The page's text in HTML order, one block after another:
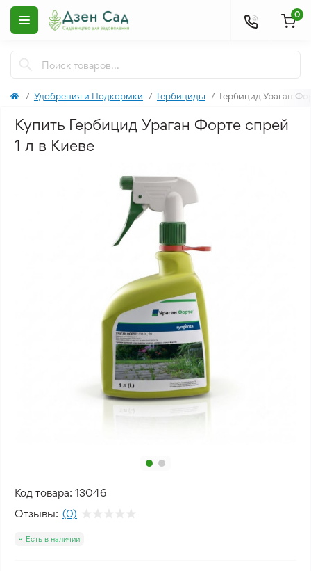
0
Удобрения и Подкормки Гербициды Гербицид Ураган
Купить Гербицид Ураган Форте спрей
1 л в Киеве
Код товара: 13046
Отзывы: (0)
Есть в наличии